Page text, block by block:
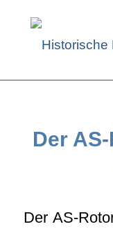
Der
Der AS-